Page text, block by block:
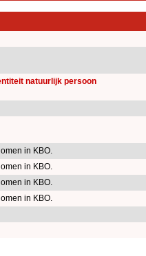
natuurlijk persoon
in KBO.
in KBO.
in KBO.
in KBO.